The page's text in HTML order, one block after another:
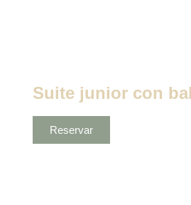
Suite junior con
Reservar